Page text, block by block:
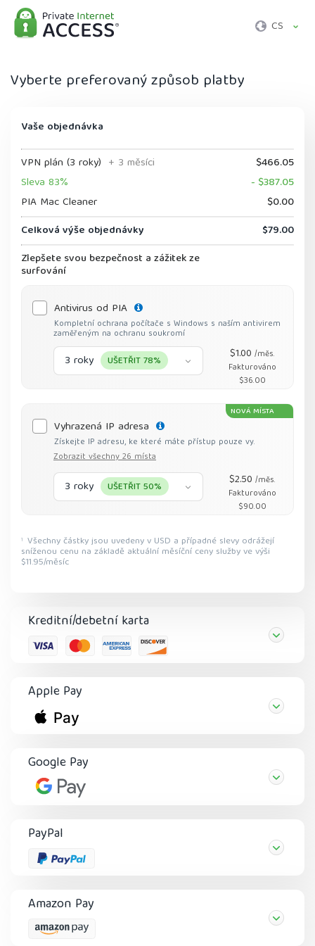
CS
Vyberte preferovaný způsob platby
Kreditní/debetní karta
Apple Pay
Google Pay
PayPal
Amazon Pay
Vaše objednávka
VPN plán (3 roky) + 3 měsíci
$466.05
Sleva 83%
- $387.05
PIA Mac Cleaner
$0.00
Celková výše objednávky
$79.00
Zlepšete svou bezpečnost a zážitek ze
surfování
Antivirus od PIA
Kompletní ochrana počítače s Windows s naším antivirem
zaměřeným na ochranu soukromí
3 roky UŠETŘIT 78% $1.00 /měs.
Fakturováno
$36.00
NOVÁ MÍSTA
Vyhrazená IP adresa
Získejte IP adresu, ke které máte přístup pouze vy.
Zobrazit všechny 26 místa
3 roky UŠETŘIT 50% $2.50 /měs.
Fakturováno
$90.00
1 Všechny částky jsou uvedeny v USD a případné slevy odrážejí
sníženou cenu na základě aktuální měsíční ceny služby ve výši
$11.95/měsíc